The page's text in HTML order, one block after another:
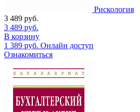
Рискология
3 489 руб.
3 489 руб.
В корзину
1 389 руб. Онлайн доступ
Ознакомиться